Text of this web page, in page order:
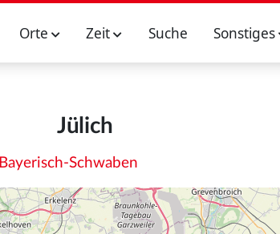
Orte Zeit Suche Sonstiges
Jülich
Bayerisch-Schwaben